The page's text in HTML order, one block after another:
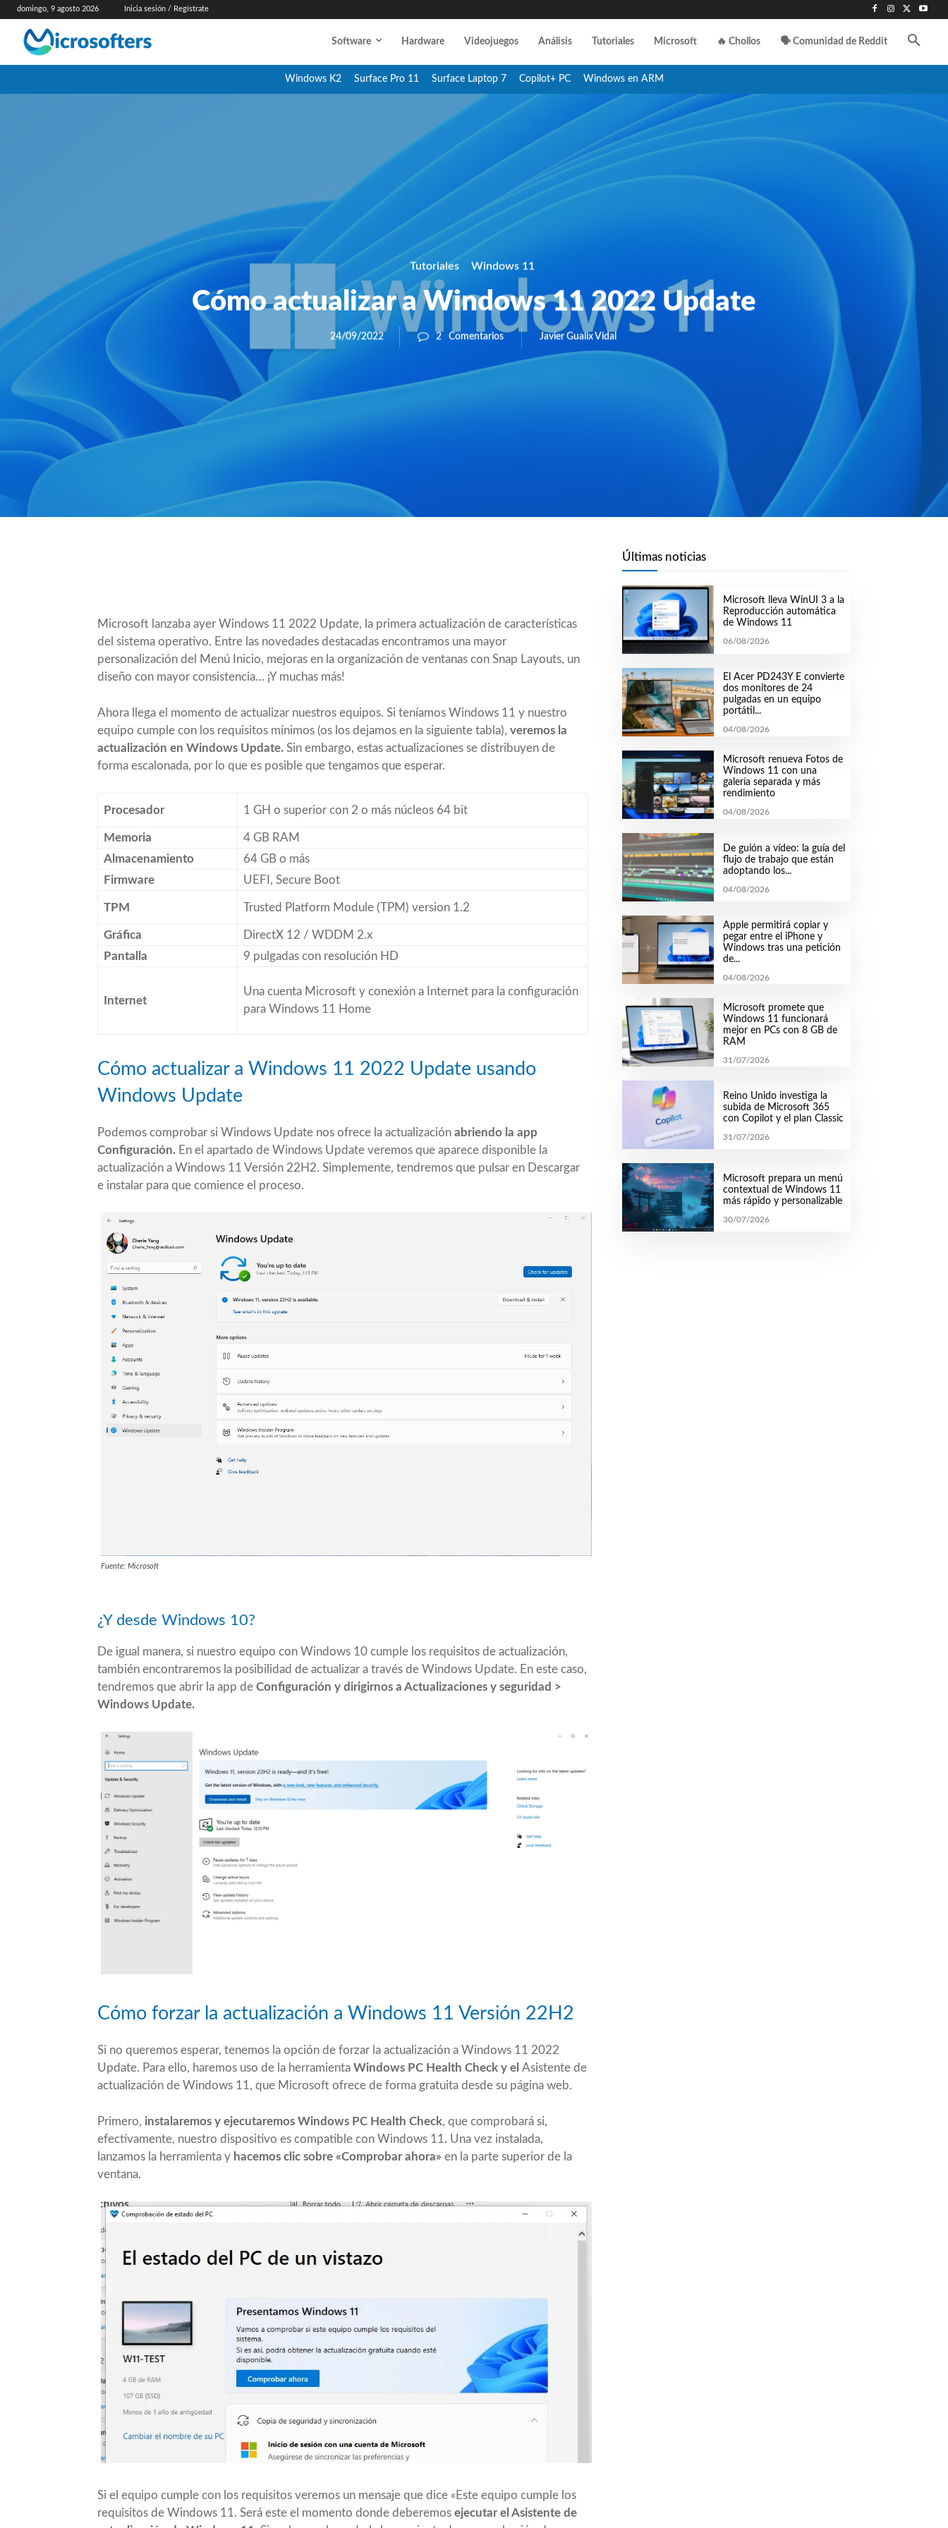
domingo, 9 agosto 2026 Inicia sesión / Regístrate
Software Hardware Videojuegos Análisis Tutoriales Microsoft 🔥 Chollos 🗣️ Comunidad de Reddit
Windows K2 Surface Pro 11 Surface Laptop 7 Copilot+ PC Windows en ARM
Tutoriales Windows 11
Cómo actualizar a Windows 11 2022 Update
24/09/2022 2 Comentarios Javier Gualix Vidal
Microsoft lanzaba ayer Windows 11 2022 Update, la primera actualización de características
del sistema operativo. Entre las novedades destacadas encontramos una mayor
personalización del Menú Inicio, mejoras en la organización de ventanas con Snap Layouts, un
diseño con mayor consistencia… ¡Y muchas más!
Ahora llega el momento de actualizar nuestros equipos. Si teníamos Windows 11 y nuestro
equipo cumple con los requisitos mínimos (os los dejamos en la siguiente tabla), veremos la
actualización en Windows Update. Sin embargo, estas actualizaciones se distribuyen de
forma escalonada, por lo que es posible que tengamos que esperar.
Procesador 1 GH o superior con 2 o más núcleos 64 bit
Memoria
4 GB RAM
Almacenamiento
64 GB o más
Firmware
UEFI, Secure Boot
TPM Trusted Platform Module (TPM) version 1.2
Gráfica
DirectX 12 / WDDM 2.x
Pantalla
9 pulgadas con resolución HD
Internet
Una cuenta Microsoft y conexión a Internet para la configuración
para Windows 11 Home
Cómo actualizar a Windows 11 2022 Update usando
Windows Update
Podemos comprobar si Windows Update nos ofrece la actualización abriendo la app
Configuración. En el apartado de Windows Update veremos que aparece disponible la
actualización a Windows 11 Versión 22H2. Simplemente, tendremos que pulsar en Descargar
e instalar para que comience el proceso.
Fuente: Microsoft
¿Y desde Windows 10?
De igual manera, si nuestro equipo con Windows 10 cumple los requisitos de actualización,
también encontraremos la posibilidad de actualizar a través de Windows Update. En este caso,
tendremos que abrir la app de Configuración y dirigirnos a Actualizaciones y seguridad >
Windows Update.
Cómo forzar la actualización a Windows 11 Versión 22H2
Si no queremos esperar, tenemos la opción de forzar la actualización a Windows 11 2022
Update. Para ello, haremos uso de la herramienta Windows PC Health Check y el Asistente de
actualización de Windows 11, que Microsoft ofrece de forma gratuita desde su página web.
Primero, instalaremos y ejecutaremos Windows PC Health Check, que comprobará si,
efectivamente, nuestro dispositivo es compatible con Windows 11. Una vez instalada,
lanzamos la herramienta y hacemos clic sobre «Comprobar ahora» en la parte superior de la
ventana.
Si el equipo cumple con los requisitos veremos un mensaje que dice «Este equipo cumple los
requisitos de Windows 11. Será este el momento donde deberemos ejecutar el Asistente de
Últimas noticias
Microsoft lleva WinUI 3 a la
Reproducción automática
de Windows 11
06/08/2026
El Acer PD243Y E convierte
dos monitores de 24
pulgadas en un equipo
portátil...
04/08/2026
Microsoft renueva Fotos de
Windows 11 con una
galería separada y más
rendimiento
04/08/2026
De guión a vídeo: la guía del
flujo de trabajo que están
adoptando los...
04/08/2026
Apple permitirá copiar y
pegar entre el iPhone y
Windows tras una petición
de...
04/08/2026
Microsoft promete que
Windows 11 funcionará
mejor en PCs con 8 GB de
RAM
31/07/2026
Reino Unido investiga la
subida de Microsoft 365
con Copilot y el plan Classic
31/07/2026
Microsoft prepara un menú
contextual de Windows 11
más rápido y personalizable
30/07/2026